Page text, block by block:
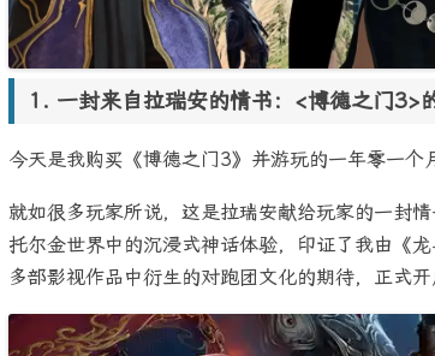
一封来自拉瑞安的情书：<博德之门3>
今天是我购买《博德之门3》并游玩的一年零一个
就如很多玩家所说，这是拉瑞安献给玩家的一封
托尔金世界中的沉浸式神话体验，印证了我由《
多部影视作品中衍生的对跑团文化的期待，正式